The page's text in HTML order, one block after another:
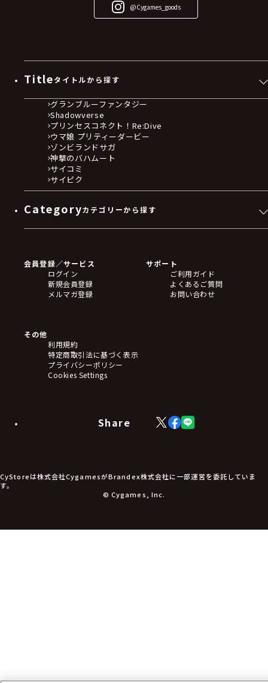
@Cygames_goods
Titleタイトルから探す
グランブルーファンタジー
Shadowverse
プリンセスコネクト！Re:Dive
ウマ娘 プリティーダービー
ゾンビランドサガ
神撃のバハムート
サイコミ
サイピク
Categoryカテゴリーから探す
フィギュア
アクリルスタンド
バッジ
キーホルダー・ストラップ
ステッカー・シール・カード
タペストリー・ポスター
アームサポーター
ブレードホルダー
食品・飲料品
アパレル小物
アクセサリー
会員登録／サービス
ログイン
新規会員登録
メルマガ登録
サポート
ご利用ガイド
よくあるご質問
お問い合わせ
その他
利用規約
特定商取引法に基づく表示
プライバシーポリシー
Cookies Settings
Share
X
(Twitter)
Facebook
LINE
CyStoreは株式会社CygamesがBrandex株式会社に一部運営を委託していま
す。
© Cygames, Inc.